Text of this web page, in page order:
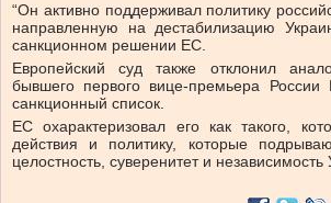
“Он активно поддерживал политику
направленную на дестабилизацию
санкционном решении ЕС.
Европейский суд также отклонил
бывшего первого вице-премьера
санкционный список.
ЕС охарактеризовал его как такого,
действия и политику, которые
целостность, суверенитет и независимость